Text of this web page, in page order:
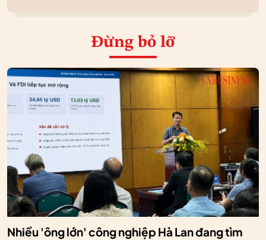
Đừng bỏ lỡ
Nhiều 'ông lớn' công nghiệp Hà Lan đang tìm